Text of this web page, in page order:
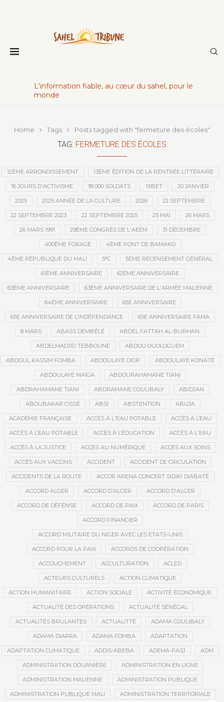
L'information fiable, au cœur du sahel, pour le
monde
Home Tags Posts tagged with "fermeture des écoles"
TAG: FERMETURE DES ÉCOLES
12ÈME ARRONDISSEMENT 13ÈME ÉDITION DE LA RENTRÉE LITTÉRAIRE
16 JOURS D'ACTIVISME 18 000 SOLDATS 1XBET 20 JANVIER
2025 2025 ANNÉE DE LA CULTURE 2026 22 SEPTEMBRE
22 SEPTEMBRE 2023 22 SEPTEMBRE 2025 25 MAI 26 MARS
26 MARS 1991 29ÈME CONGRÈS DE L'AEEM 31 DÉCEMBRE
400ÈME FORAGE 4ÈME PONT DE BAMAKO
4ÈME RÉPUBLIQUE DU MALI 5°C 5ÈME RECENSEMENT GÉNÉRAL
61ÈME ANNIVERSAIRE 62ÈME ANNIVERSAIRE
63ÈME ANNIVERSAIRE 63ÈME ANNIVERSAIRE DE L'ARMÉE MALIENNE
64ÈME ANNIVERSAIRE 65E ANNIVERSAIRE
65E ANNIVERSAIRE DE L’INDÉPENDANCE 65E ANNIVERSAIRE FAMA
8 MARS ABASS DEMBÉLÉ ABDEL FATTAH AL-BURHAN
ABDELMADJID TEBBOUNE ABDOU OUOLOGUEM
ABDOUL KASSIM FOMBA ABDOULAYE DIOP ABDOULAYE KONATÉ
ABDOULAYE MAÏGA ABDOURAHAMANE TIANI
ABDRAHAMANE TIANI ABDRAMANE COULIBALY ABIDJAN
ABOUBAKAR CISSÉ ABSI ABSTENTION ABUJA
ACADÉMIE FRANÇAISE ACCÈS À L'EAU POTABLE ACCÈS À L’EAU
ACCÈS À L’EAU POTABLE ACCÈS À L’ÉDUCATION ACCÈS À L'EAU
ACCÈS À LA JUSTICE ACCÈS AU NUMÉRIQUE ACCÈS AUX SOINS
ACCÈS AUX VACCINS ACCIDENT ACCIDENT DE CIRCULATION
ACCIDENTS DE LA ROUTE ACCOR ARENA CONCERT SIDIKI DIABATÉ
ACCORD ALGER ACCORD D’ALGER ACCORD D'ALGER
ACCORD DE DÉFENSE ACCORD DE PAIX ACCORD DE PARIS
ACCORD FINANCIER
ACCORD MILITAIRE DU NIGER AVEC LES ETATS-UNIS
ACCORD POUR LA PAIX ACCORDS DE COOPÉRATION
ACCOUCHEMENT ACCULTURATION ACLED
ACTEURS CULTURELS ACTION CLIMATIQUE
ACTION HUMANITAIRE ACTION SOCIALE ACTIVITÉ ÉCONOMIQUE
ACTUALITÉ DES OPÉRATIONS ACTUALITÉ SÉNÉGAL
ACTUALITÉS BRULANTES ACTUALITTÉ ADAMA COULIBALY
ADAMA DIARRA ADAMA FOMBA ADAPTATION
ADAPTATION CLIMATIQUE ADDIS-ABEBA ADEMA-PASJ ADM
ADMINISTRATION DOUANIÈRE ADMINISTRATION EN LIGNE
ADMINISTRATION MALIENNE ADMINISTRATION PUBLIQUE
ADMINISTRATION PUBLIQUE MALI ADMINISTRATION TERRITORIALE